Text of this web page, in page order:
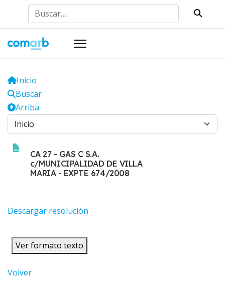
Buscar
Inicio
Buscar
Arriba
CA 27 - GAS C S.A.
c/MUNICIPALIDAD DE VILLA
MARIA - EXPTE 674/2008
Descargar resolución
Ver formato texto
Volver